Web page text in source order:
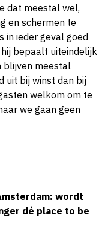
dat meestal wel,
en schermen te
in ieder geval goed
hij bepaalt uiteindelijk
blijven meestal
uit bij winst dan bij
welkom om te
we gaan geen
wordt
dé place to be